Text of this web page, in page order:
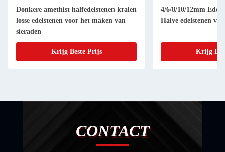
Donkere amethist halfedelstenen kralen
losse edelstenen voor het maken van
sieraden
Krijg Beste Prijs
4/6/8/10/12mm
Halve edelstenen
Krijg
CONTACT